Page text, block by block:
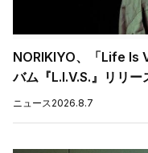
NORIKIYO、「Life Is
バム『L.I.V.S.』リリー
ニュース 2026.8.7